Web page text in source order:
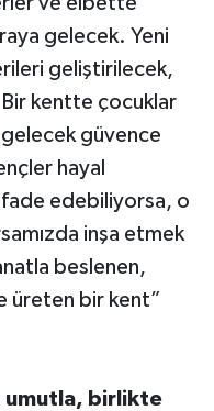
gelecek. Yeni
geliştirilecek,
kentte çocuklar
güvence
hayal
edebiliyorsa, o
inşa etmek
beslenen,
üreten bir kent”
umutla, birlikte